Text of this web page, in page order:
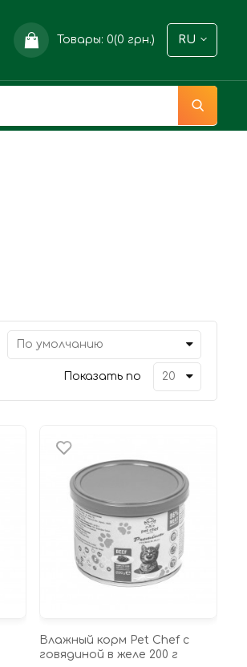
Товары: 0(0 грн.) RU
Показать по
Влажный корм Pet Chef с
говядиной в желе 200 г